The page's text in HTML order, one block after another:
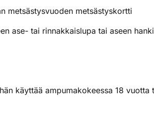
metsästysvuoden metsästyskortti
ase- tai rinnakkaislupa tai aseen
käyttää ampumakokeessa 18